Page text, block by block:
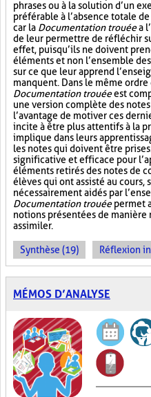
phrases ou à la solution d’un
préférable à l’absence totale
car la Documentation trouéea
de leur permettre de réfléchir
effet, puisqu’ils ne doivent
éléments et non l’ensemble
sur ce que leur apprend
manquent. Dans le même
Documentation trouéeest
une version complète des
l’avantage de motiver ces
incite à être plus attentifs à la
implique dans leurs
les notes qui doivent être
significative et efficace pour
éléments retirés des notes de
élèves qui ont assisté au cours,
nécessairement aidés par
Documentation trouéepermet
notions présentées de
assimiler.
Synthèse (19) Réflexion
MÉMOS D’ANALYSE